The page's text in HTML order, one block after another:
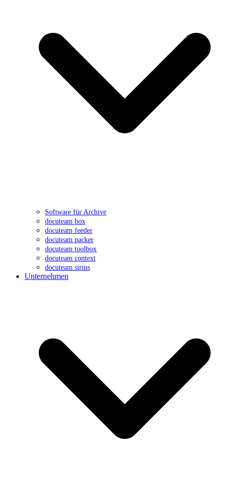
Software für Archive
docuteam box
docuteam feeder
docuteam packer
docuteam toolbox
docuteam context
docuteam sirius
Unternehmen